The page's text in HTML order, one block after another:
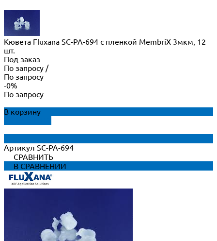
Кювета Fluxana SC-PA-694 с пленкой MembriX 3мкм, 12
шт.
Под заказ
По запросу /
По запросу
-0%
По запросу
В корзину
Артикул SC-PA-694
СРАВНИТЬ
В СРАВНЕНИИ